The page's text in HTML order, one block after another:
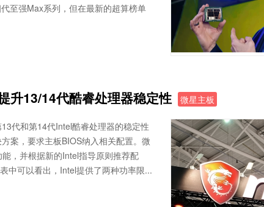
至强Max系列，但在最新的超算榜单
升13/14代酷睿处理器稳定性 微星主板
代和第14代Intel酷睿处理器的稳定性
案，要求主板BIOS纳入相关配置。微
，并根据新的Intel指导原则推荐配
中可以看出，Intel提供了两种功率限...